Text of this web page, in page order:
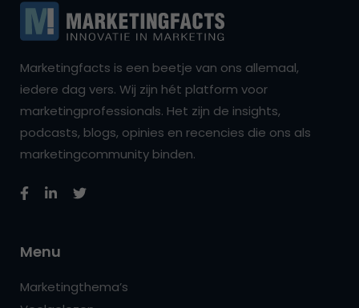
Marketingfacts is een beetje van ons allemaal,
iedere dag vers. Wij zijn hét platform voor
marketingprofessionals. Het zijn de insights,
podcasts, blogs, opinies en recencies die ons als
marketingcommunity binden.
Menu
Marketingthema’s